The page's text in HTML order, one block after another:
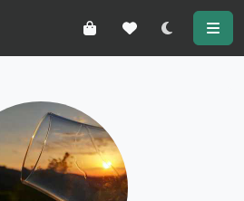
Darkmode